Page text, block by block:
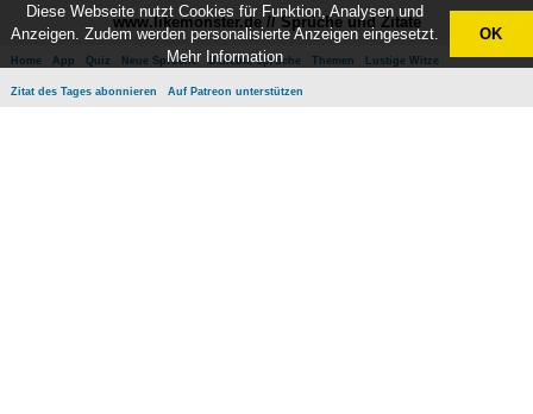
www.likemonster.de // Sprüche und Zitate
Home App Quiz Neue Sprüche Beliebte Sprüche Themen Lustige Witze
Zitat des Tages abonnieren Auf Patreon unterstützen
Diese Webseite nutzt Cookies für Funktion, Analysen und
Anzeigen. Zudem werden personalisierte Anzeigen eingesetzt.
Mehr Information
OK